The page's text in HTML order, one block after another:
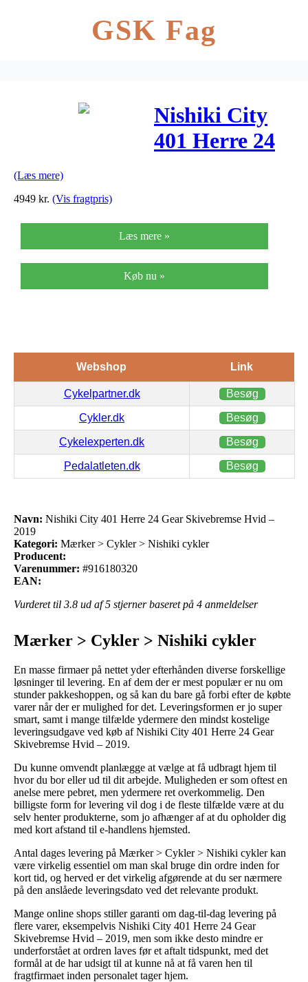
GSK Fag
Nishiki City
401 Herre 24
Hvid – 2019
(Læs mere)
4949 kr. (Vis fragtpris)
Læs mere »
Køb nu »
Webshop Link
Cykelpartner.dk Besøg
Cykler.dk Besøg
Cykelexperten.dk Besøg
Pedalatleten.dk Besøg
Navn: Nishiki City 401 Herre 24 Gear Skivebremse Hvid –
2019
Kategori: Mærker > Cykler > Nishiki cykler
Producent:
Varenummer: #916180320
EAN:
Vurderet til 3.8 ud af 5 stjerner baseret på 4 anmeldelser
Mærker > Cykler > Nishiki cykler
En masse firmaer på nettet yder efterhånden diverse forskellige
løsninger til levering. En af dem der er mest populær er nu om
stunder pakkeshoppen, og så kan du bare gå forbi efter de købte
varer når der er mulighed for det. Leveringsformen er jo super
smart, samt i mange tilfælde ydermere den mindst kostelige
leveringsudgave ved køb af Nishiki City 401 Herre 24 Gear
Skivebremse Hvid – 2019.
Du kunne omvendt planlægge at vælge at få udbragt hjem til
hvor du bor eller ud til dit arbejde. Muligheden er som oftest en
anelse mere pebret, men ydermere ret overkommelig. Den
billigste form for levering vil dog i de fleste tilfælde være at du
selv henter produkterne, som jo afhænger af at du opholder dig
med kort afstand til e-handlens hjemsted.
Antal dages levering på Mærker > Cykler > Nishiki cykler kan
være virkelig essentiel om man skal bruge din ordre inden for
kort tid, og herved er det virkelig afgørende at du ser nærmere
på den anslåede leveringsdato ved det relevante produkt.
Mange online shops stiller garanti om dag-til-dag levering på
flere varer, eksempelvis Nishiki City 401 Herre 24 Gear
Skivebremse Hvid – 2019, men som ikke desto mindre er
underforstået at ordren laves før et aftalt tidspunkt, med det
formål at de har udsigt til at kunne nå at få varen hen til
fragtfirmaet inden personalet tager hjem.